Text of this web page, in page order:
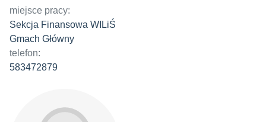
miejsce pracy:
Sekcja Finansowa WILiŚ
Gmach Główny
telefon:
583472879